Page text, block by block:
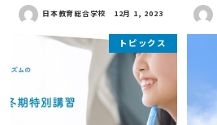
日本教育総合学校 12月 1, 2023
トピックス